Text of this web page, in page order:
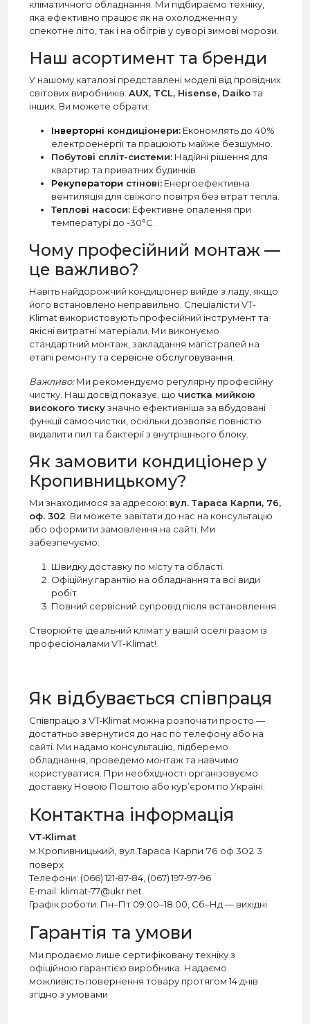
кліматичного обладнання. Ми підбираємо техніку,
яка ефективно працює як на охолодження у
спекотне літо, так і на обігрів у суворі зимові морози.
Наш асортимент та бренди
У нашому каталозі представлені моделі від провідних
світових виробників: AUX, TCL, Hisense, Daikoта
інших. Ви можете обрати:
Інверторні кондиціонери: Економлять до 40%
електроенергії та працюють майже безшумно.
Побутові спліт-системи: Надійні рішення для
квартир та приватних будинків.
Рекуператори стінові: Енергоефективна
вентиляція для свіжого повітря без втрат тепла.
Теплові насоси: Ефективне опалення при
температурі до -30°C.
Чому професійний монтаж —
це важливо?
Навіть найдорожчий кондиціонер вийде з ладу, якщо
його встановлено неправильно. Спеціалісти VT-
Klimat використовують професійний інструмент та
якісні витратні матеріали. Ми виконуємо
стандартний монтаж, закладання магістралей на
етапі ремонту та сервісне обслуговування
Важливо:Ми рекомендуємо регулярну професійну
чистку. Наш досвід показує, що чистка мийкою
високого тискузначно ефективніша за вбудовані
функції самоочистки, оскільки дозволяє повністю
видалити пил та бактерії з внутрішнього блоку.
Як замовити кондиціонер у
Кропивницькому?
Ми знаходимося за адресою: вул. Тараса Карпи, 76,
оф. 302 . Ви можете завітати до нас на консультацію
або оформити замовлення на сайті. Ми
забезпечуємо:
Швидку доставку по місту та області.
Офіційну гарантію на обладнання та всі види
робіт.
Повний сервісний супровід після встановлення.
Створюйте ідеальний клімат у вашій оселі разом із
професіоналами VT-Klimat!
Як відбувається співпраця
Співпрацю з VT‑Klimat можна розпочати просто —
достатньо звернутися до нас по телефону або на
сайті. Ми надамо консультацію, підберемо
обладнання, проведемо монтаж та навчимо
користуватися. При необхідності організовуємо
доставку Новою Поштою або кур’єром по Україні.
Контактна інформація
VT‑Klimat
м.Кропивницький, вул.Тараса Карпи 76 оф.302 3
поверх
Телефони: (066) 121‑87‑84, (067) 197‑97‑96
E‑mail: klimat‑77@ukr.net
Графік роботи: Пн–Пт 09:00–18:00, Сб–Нд — вихідні
Гарантія та умови
Ми продаємо лише сертифіковану техніку з
офіційною гарантією виробника. Надаємо
можливість повернення товару протягом 14 днів
згідно з умовами